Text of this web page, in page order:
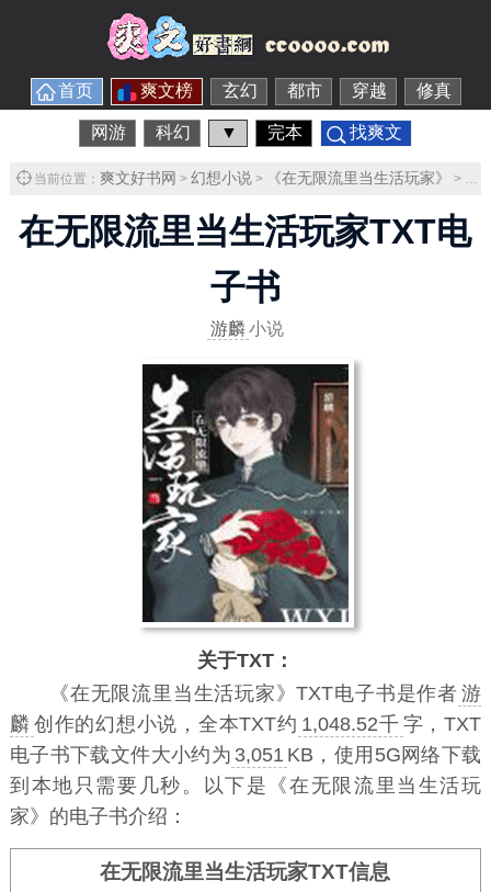
首页 爽文榜 玄幻 都市 穿越 修真
网游 科幻 ▼ 完本 找爽文
当前位置： 爽文好书网 > 幻想小说> 《在无限流里当生活玩家》 >
在无限流里当生活玩家TXT电
子书
游麟小说
关于TXT：
《在无限流里当生活玩家》TXT电子书是作者 游
麟 创作的幻想小说，全本TXT约 1,048.52千 字，TXT
电子书下载文件大小约为 3,051 KB，使用5G网络下载
到本地只需要几秒。以下是《在无限流里当生活玩
家》的电子书介绍：
在无限流里当生活玩家TXT信息